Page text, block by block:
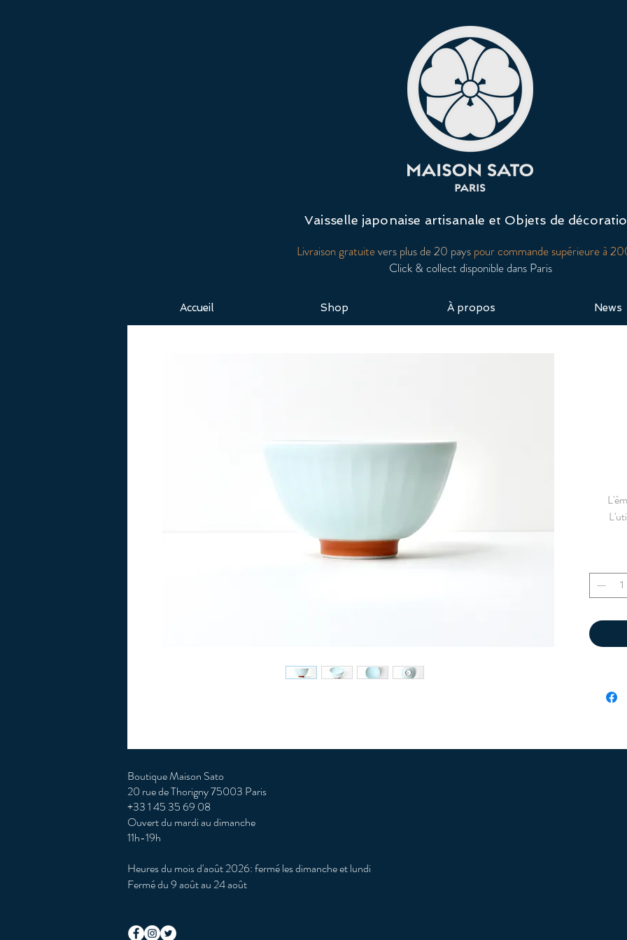
Vaisselle japonaise artisanale et Objets de
Livraison gratuitevers plus de 20 payspour commande supérieure à
Click & collect disponible dans Paris
Accueil Shop À propos News
Boutique Maison Sato
20 rue de Thorigny 75003 Paris
+33 1 45 35 69 08
Ouvert du mardi au dimanche
11h-19h
Heures du mois d'août 2026: fermé les dimanche et lundi
Fermé du 9 août au 24 août